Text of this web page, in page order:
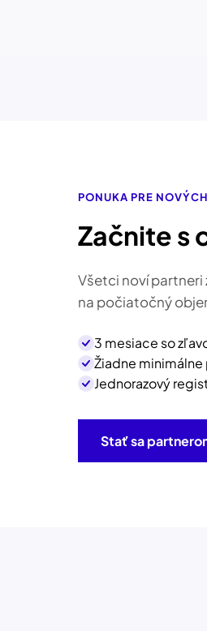
PONUKA PRE
Začnite s
Všetci noví partneri
na počiatočný
3 mesiace so
Žiadne
Jednorazový
Stať sa